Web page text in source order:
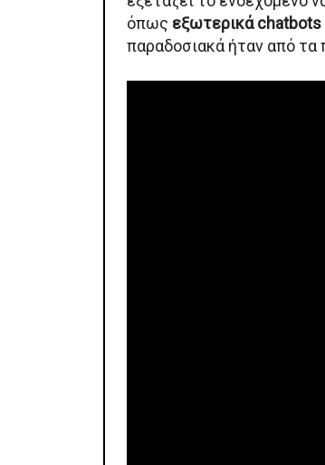
όπως εξωτερικά chatbots
παραδοσιακά ήταν από τα